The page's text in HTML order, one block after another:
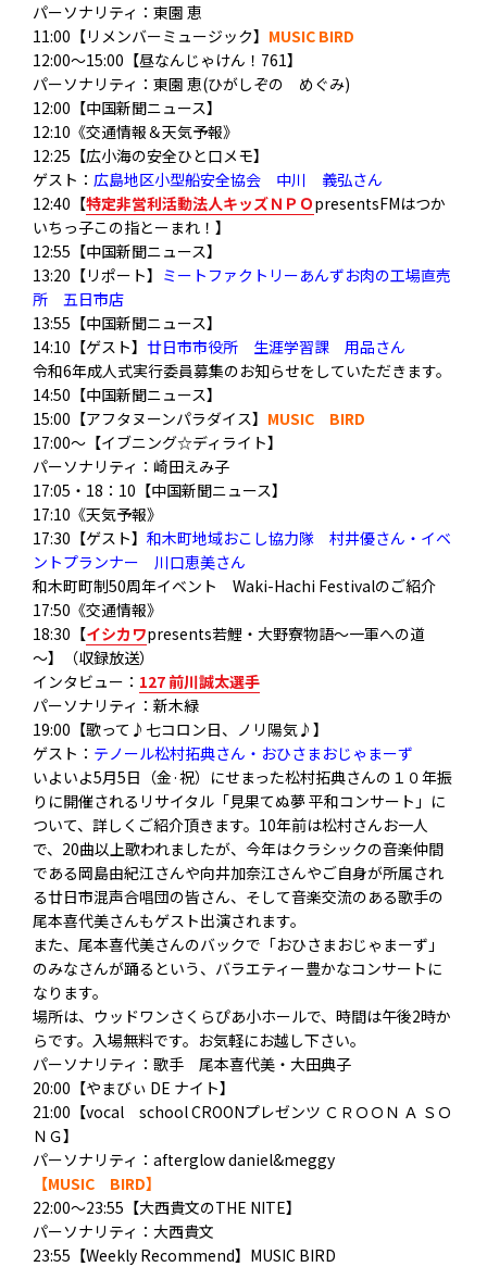
パーソナリティ：東園 恵
11:00【リメンバーミュージック】 MUSIC BIRD
12:00～15:00【昼なんじゃけん！761】
パーソナリティ：東園 恵(ひがしぞの めぐみ)
12:00【中国新聞ニュース】
12:10《交通情報＆天気予報》
12:25【広小海の安全ひと口メモ】
ゲスト： 広島地区小型船安全協会 中川 義弘さん
12:40【特定非営利活動法人キッズＮＰＯpresentsFMはつか
いちっ子この指とーまれ！】
12:55【中国新聞ニュース】
13:20【リポート】 ミートファクトリーあんずお肉の工場直売
所 五日市店
13:55【中国新聞ニュース】
14:10【ゲスト】 廿日市市役所 生涯学習課 用品さん
令和6年成人式実行委員募集のお知らせをしていただきます。
14:50【中国新聞ニュース】
15:00【アフタヌーンパラダイス】 MUSIC BIRD
17:00～【イブニング☆ディライト】
パーソナリティ：崎田えみ子
17:05・18：10【中国新聞ニュース】
17:10《天気予報》
17:30【ゲスト】 和木町地域おこし協力隊 村井優さん・イベ
ントプランナー 川口恵美さん
和木町町制50周年イベント Waki-Hachi Festivalのご紹介
17:50《交通情報》
18:30【イシカワpresents若鯉・大野寮物語～一軍への道
～】（収録放送）
インタビュー： 127 前川誠太選手
パーソナリティ：新木緑
19:00【歌って♪七コロン日、ノリ陽気♪】
ゲスト： テノール松村拓典さん・おひさまおじゃまーず
いよいよ5月5日（金·祝）にせまった松村拓典さんの１０年振
りに開催されるリサイタル「見果てぬ夢 平和コンサート」に
ついて、詳しくご紹介頂きます。10年前は松村さんお一人
で、20曲以上歌われましたが、今年はクラシックの音楽仲間
である岡島由紀江さんや向井加奈江さんやご自身が所属され
る廿日市混声合唱団の皆さん、そして音楽交流のある歌手の
尾本喜代美さんもゲスト出演されます。
また、尾本喜代美さんのバックで「おひさまおじゃまーず」
のみなさんが踊るという、バラエティー豊かなコンサートに
なります。
場所は、ウッドワンさくらぴあ小ホールで、時間は午後2時か
らです。入場無料です。お気軽にお越し下さい。
パーソナリティ：歌手 尾本喜代美・大田典子
20:00【やまびぃ DE ナイト】
21:00【vocal school CROONプレゼンツ ＣＲＯＯＮ Ａ ＳＯ
ＮＧ】
パーソナリティ：afterglow daniel&meggy
【MUSIC BIRD】
22:00～23:55【大西貴文のTHE NITE】
パーソナリティ：大西貴文
23:55【Weekly Recommend】MUSIC BIRD